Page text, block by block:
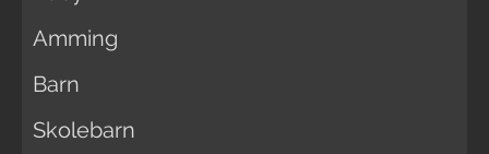
Amming
Barn
Skolebarn